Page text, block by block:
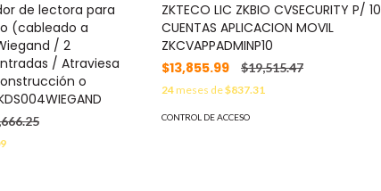
de lectora para
(cableado a
/ 2
/ Atraviesa
o
ZKTECO LIC ZKBIO CVSECURITY P/ 10
CUENTAS APLICACION MOVIL
ZKCVAPPADMINP10
$13,855.99
$19,515.47
24meses de$837.31
CONTROL DE ACCESO